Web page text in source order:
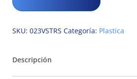
SKU: 023VSTRS Categoría: Plastica
Descripción